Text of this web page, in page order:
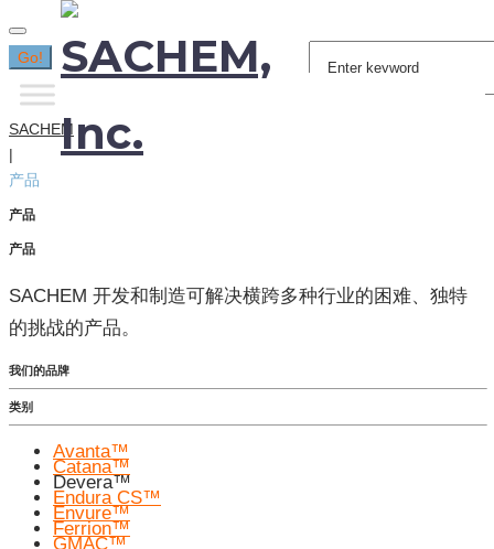
Search
for:
Go!
SACHEM
|
产品
产品
产品
SACHEM 开发和制造可解决横跨多种行业的困难、独特
的挑战的产品。
我们的品牌
类别
Avanta™
Catana™
Devera™
Endura CS™
Envure™
Ferrion™
GMAC™